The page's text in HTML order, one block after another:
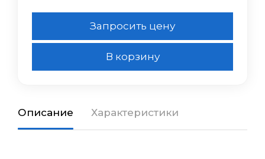
Запросить цену
В корзину
Описание Характеристики